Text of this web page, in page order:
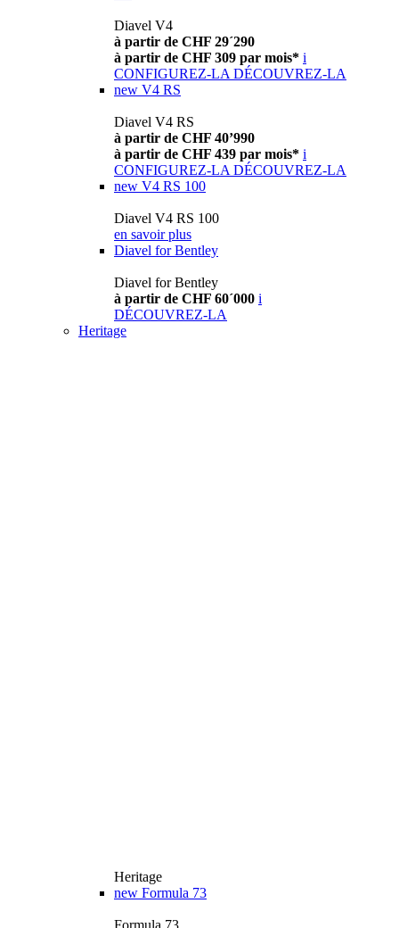
Diavel V4
à partir de CHF 29´290
à partir de CHF 309 par mois* i
CONFIGUREZ-LA DÉCOUVREZ-LA
new V4 RS
Diavel V4 RS
à partir de CHF 40’990
à partir de CHF 439 par mois* i
CONFIGUREZ-LA DÉCOUVREZ-LA
new V4 RS 100
Diavel V4 RS 100
en savoir plus
Diavel for Bentley
Diavel for Bentley
à partir de CHF 60´000 i
DÉCOUVREZ-LA
Heritage
Heritage
new Formula 73
Formula 73